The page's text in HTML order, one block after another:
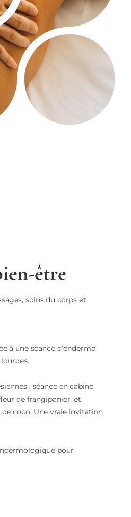
être
soins du corps et
à une séance d’endermo
: séance en cabine
de frangipanier, et
coco. Une vraie invitation
pour